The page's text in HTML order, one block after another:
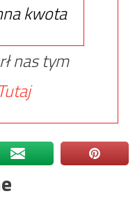
kwota
nas tym
Tutaj